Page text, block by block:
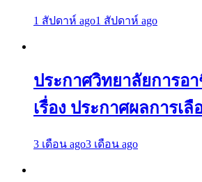
1 สัปดาห์ ago1 สัปดาห์ ago
ประกาศวิทยาลัยการอ
เรื่อง ประกาศผลการเ
3 เดือน ago3 เดือน ago